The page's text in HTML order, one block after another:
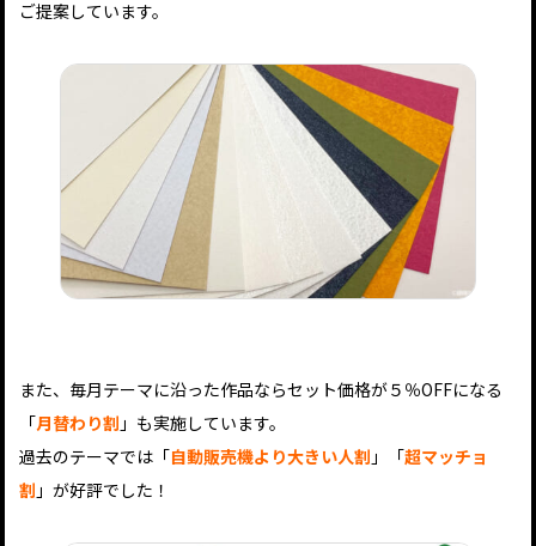
ご提案しています。
また、毎月テーマに沿った作品ならセット価格が５％OFFになる
「月替わり割 」も実施しています。
過去のテーマでは「自動販売機より大きい人割 」「超マッチョ
割 」が好評でした！